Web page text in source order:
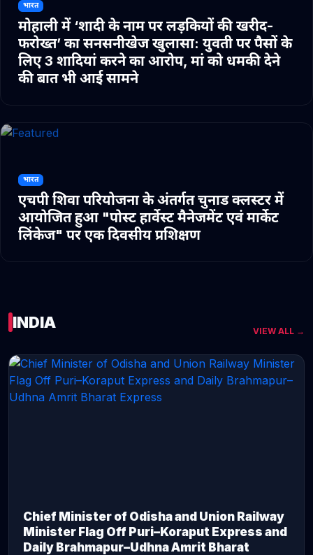
भारत
मोहाली में ‘शादी के नाम पर लड़कियों की खरीद-
फरोख्त’ का सनसनीखेज खुलासा: युवती पर पैसों के
लिए 3 शादियां करने का आरोप, मां को धमकी देने
की बात भी आई सामने
भारत
एचपी शिवा परियोजना के अंतर्गत चुनाड क्लस्टर में
आयोजित हुआ "पोस्ट हार्वेस्ट मैनेजमेंट एवं मार्केट
लिंकेज" पर एक दिवसीय प्रशिक्षण
INDIA VIEW ALL →
Chief Minister of Odisha and Union Railway
Minister Flag Off Puri–Koraput Express and
Daily Brahmapur–Udhna Amrit Bharat